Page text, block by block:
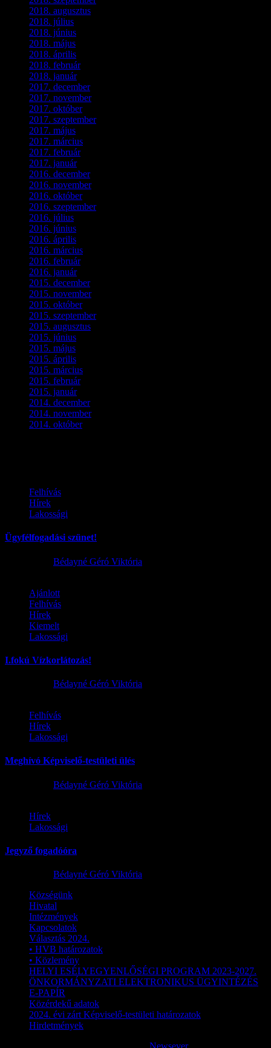
2018. augusztus
2018. július
2018. június
2018. május
2018. április
2018. február(2)
2018. január(2)
2017. december(4)
2017. november(3)
2017. október(4)
2017. szeptember(1)
2017. május
2017. március
2017. február(1)
2017. január(2)
2016. december(1)
2016. november(1)
2016. október(6)
2016. szeptember(5)
2016. július
2016. június
2016. április
2016. március
2016. február(3)
2016. január(2)
2015. december(1)
2015. november(4)
2015. október(4)
2015. szeptember(5)
2015. augusztus
2015. június
2015. május
2015. április
2015. március
2015. február(2)
2015. január(5)
2014. december(4)
2014. november(1)
2014. október(2)
Felhívás
Hírek
Lakossági
Ügyfélfogadási szünet!
Bédayné Géró Viktória
Ajánlott
Felhívás
Hírek
Kiemelt
Lakossági
I.fokú Vízkorlátozás!
Bédayné Géró Viktória
Felhívás
Hírek
Lakossági
Meghívó Képviselő-testületi ülés
Bédayné Géró Viktória
Hírek
Lakossági
Jegyző fogadóóra
Bédayné Géró Viktória
Községünk
Hivatal
Intézmények
Kapcsolatok
Választás 2024.
• HVB határozatok
• Közlemény
HELYI ESÉLYEGYENLŐSÉGI PROGRAM 2023-2027.
ÖNKORMÁNYZATI ELEKTRONIKUS ÜGYINTÉZÉS
E-PAPÍR
Közérdekű adatok
2024. évi zárt Képviselő-testületi határozatok
Hirdetmények